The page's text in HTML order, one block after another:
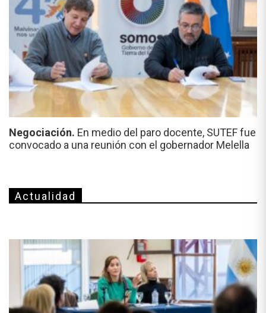
Negociación. En medio del paro docente, SUTEF fue
convocado a una reunión con el gobernador Melella
Actualidad